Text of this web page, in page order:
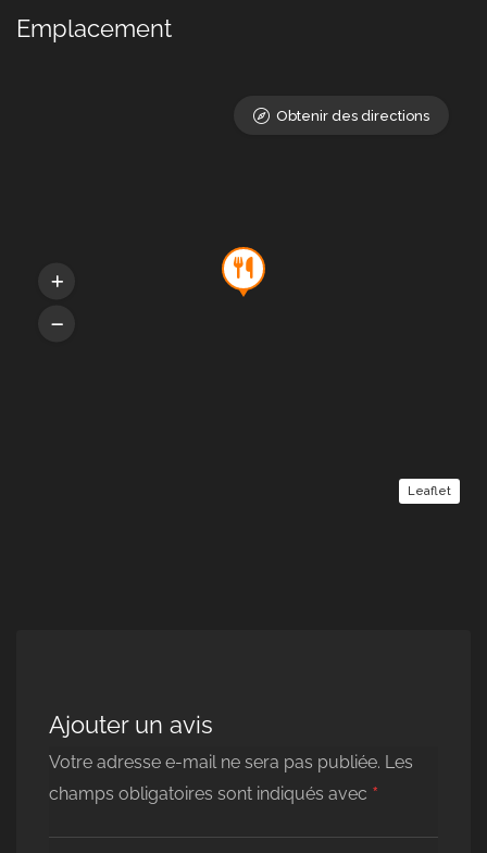
Emplacement
Leaflet
Obtenir des directions
Ajouter un avis
Votre adresse e-mail ne sera pas publiée. Les
champs obligatoires sont indiqués avec *